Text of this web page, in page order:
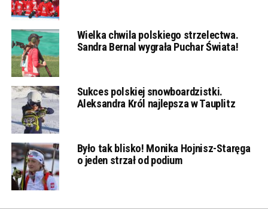
Wielka chwila polskiego strzelectwa.
Sandra Bernal wygrała Puchar Świata!
Sukces polskiej snowboardzistki.
Aleksandra Król najlepsza w Tauplitz
Było tak blisko! Monika Hojnisz-Staręga
o jeden strzał od podium